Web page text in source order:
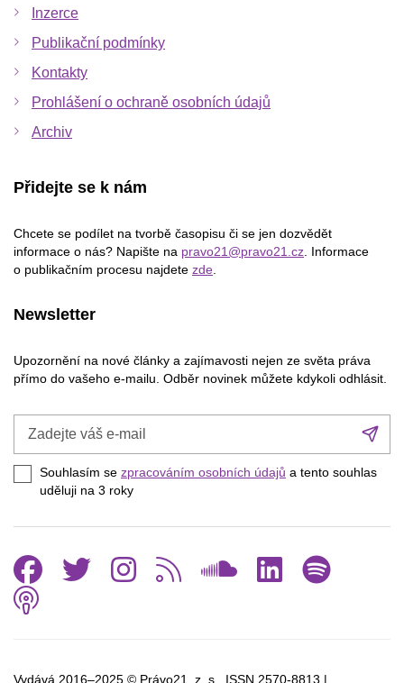
Inzerce
Publikační podmínky
Kontakty
Prohlášení o ochraně osobních údajů
Archiv
Přidejte se k nám
Chcete se podílet na tvorbě časopisu či se jen dozvědět
informace o nás? Napište na pravo21@pravo21.cz . Informace
o publikačním procesu najdete zde
Newsletter
Upozornění na nové články a zajímavosti nejen ze světa práva
přímo do vašeho e-mailu. Odběr novinek můžete kdykoli odhlásit.
e-
mail
Souhlasím se zpracováním osobních údajů a tento souhlas
uděluji na 3 roky
Vydává 2016–2025 © Právo21, z. s., ISSN 2570-8813 |
Facebook
Twitter
Instagram
RSS
Podcast